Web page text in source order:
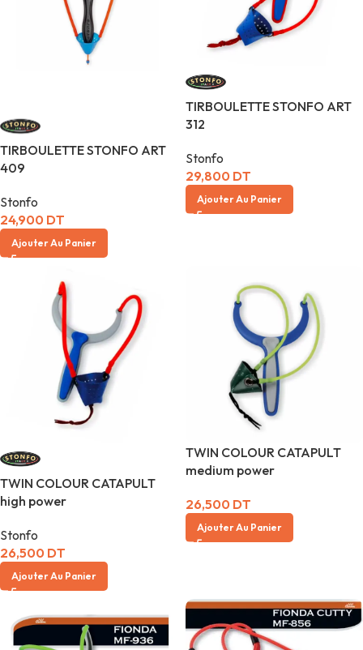
TIRBOULETTE STONFO ART
409
Stonfo
24,900 DT
Ajouter Au Panier
TIRBOULETTE STONFO ART
312
Stonfo
29,800 DT
Ajouter Au Panier
TWIN COLOUR CATAPULT
high power
Stonfo
26,500 DT
Ajouter Au Panier
TWIN COLOUR CATAPULT
medium power
26,500 DT
Ajouter Au Panier